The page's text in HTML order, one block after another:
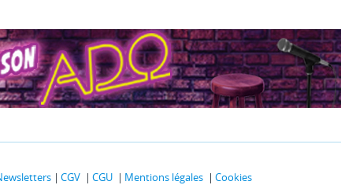
CGV CGU Mentions légales Cookies